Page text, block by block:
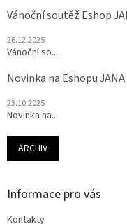
Vánoční soutěž Eshop
26.12.2025
Vánoční so...
Novinka na Eshopu
23.10.2025
Novinka na...
ARCHIV
Informace pro vás
Kontakty